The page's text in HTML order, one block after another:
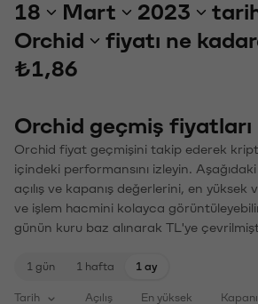
18 Mart 2023
Orchid
fiyatı ne
₺1,86
Orchid geçmiş fiyatları
Orchid fiyat geçmişini takip ederek
içindeki performansını izleyin.
açılış ve kapanış değerlerini, en yüksek
ve işlem hacmini kolayca
günün kuru baz alınarak TL'ye
1 gün 1 hafta 1 ay
Tarih Açılış En yüksek